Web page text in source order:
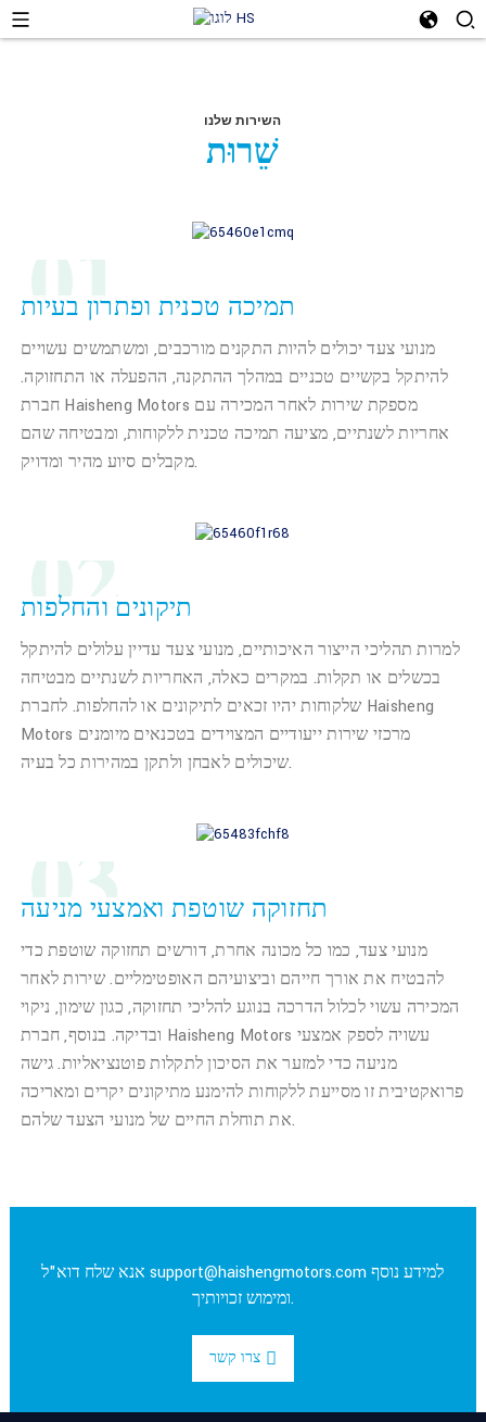
השירות שלנו
שֵׁרוּת
01
תמיכה טכנית ופתרון בעיות
מנועי צעד יכולים להיות התקנים מורכבים, ומשתמשים עשויים
להיתקל בקשיים טכניים במהלך ההתקנה, ההפעלה או התחזוקה.
חברת Haisheng Motors מספקת שירות לאחר המכירה עם
אחריות לשנתיים, מציעה תמיכה טכנית ללקוחות, ומבטיחה שהם
מקבלים סיוע מהיר ומדויק.
02
תיקונים והחלפות
למרות תהליכי הייצור האיכותיים, מנועי צעד עדיין עלולים להיתקל
בכשלים או תקלות. במקרים כאלה, האחריות לשנתיים מבטיחה
שלקוחות יהיו זכאים לתיקונים או להחלפות. לחברת Haisheng
Motors מרכזי שירות ייעודיים המצוידים בטכנאים מיומנים
שיכולים לאבחן ולתקן במהירות כל בעיה.
03
תחזוקה שוטפת ואמצעי מניעה
מנועי צעד, כמו כל מכונה אחרת, דורשים תחזוקה שוטפת כדי
להבטיח את אורך חייהם וביצועיהם האופטימליים. שירות לאחר
המכירה עשוי לכלול הדרכה בנוגע להליכי תחזוקה, כגון שימון, ניקוי
ובדיקה. בנוסף, חברת Haisheng Motors עשויה לספק אמצעי
מניעה כדי למזער את הסיכון לתקלות פוטנציאליות. גישה
פרואקטיבית זו מסייעת ללקוחות להימנע מתיקונים יקרים ומאריכה
את תוחלת החיים של מנועי הצעד שלהם.
אנא שלח דוא"לsupport@haishengmotors.comלמידע נוסף
ומימוש זכויותיך.
צרו קשר